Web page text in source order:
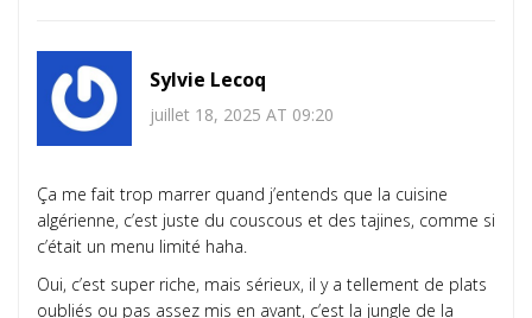
Sylvie Lecoq
juillet 18, 2025 AT 09:20
Ça me fait trop marrer quand j’entends que la cuisine
algérienne, c’est juste du couscous et des tajines, comme si
c’était un menu limité haha.
Oui, c’est super riche, mais sérieux, il y a tellement de plats
oubliés ou pas assez mis en avant, c’est la jungle de la